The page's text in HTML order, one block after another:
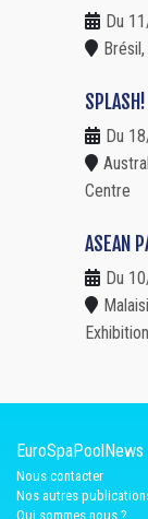
Du
Brésil,
Du
Centre
ASEAN
Du
EuroSpaPoolNews
Nous contacter
Nos autres
Qui sommes nous ?